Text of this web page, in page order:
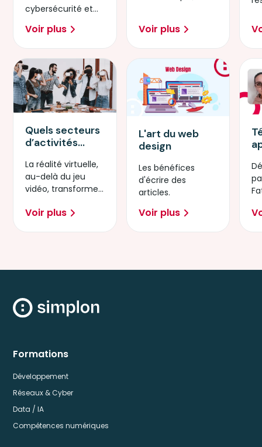
cybersécurité et
qu’ils offrent aux
entreprises.
Voir plus
pour réussir !
Voir plus
Quels secteurs
d’activités
l’AR/VR ?
La réalité virtuelle,
au-delà du jeu
vidéo, transforme
secteurs et
Voir plus
L'art du web
design
Les bénéfices
d'écrire des
articles.
Voir plus
Formations
Développement
Réseaux & Cyber
Data / IA
Compétences numériques